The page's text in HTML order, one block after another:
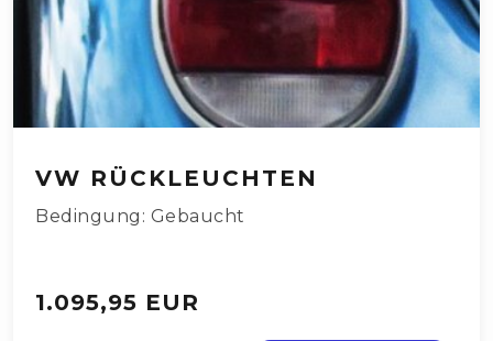
VW RÜCKLEUCHTEN
Bedingung: Gebaucht
1.095,95 EUR